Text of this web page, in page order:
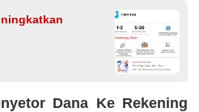
Dana Ke Rekening